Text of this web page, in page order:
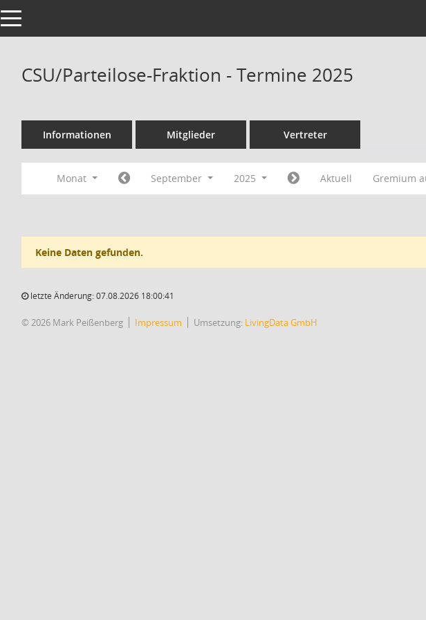
Toggle navigation
CSU/Parteilose-Fraktion - Termine 2025
Informationen Mitglieder Vertreter
Monat September 2025 Aktuell Gremium
Keine Daten gefunden.
letzte Änderung: 07.08.2026 18:00:41
© 2026 Mark Peißenberg Impressum Umsetzung: LivingData GmbH